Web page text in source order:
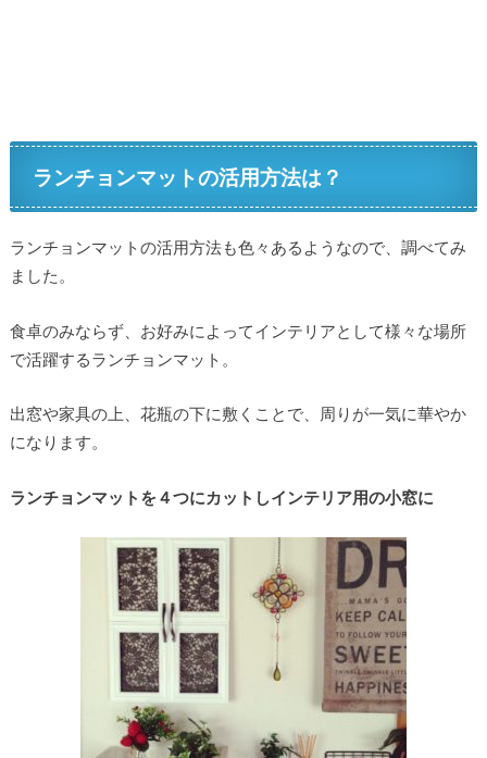
ランチョンマットの活用方法は？
ランチョンマットの活用方法も色々あるようなので、調べてみ
ました。
食卓のみならず、お好みによってインテリアとして様々な場所
で活躍するランチョンマット。
出窓や家具の上、花瓶の下に敷くことで、周りが一気に華やか
になります。
ランチョンマットを４つにカットしインテリア用の小窓に